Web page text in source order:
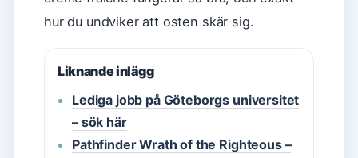
hur du undviker att osten skär sig.
Liknande inlägg
Lediga jobb på Göteborgs universitet
– sök här
Pathfinder Wrath of the Righteous –